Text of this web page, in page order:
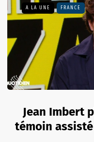
A LA UNE FRANCE
Jean Imbert
témoin